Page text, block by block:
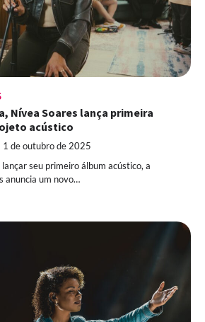
Nívea Soares lança primeira
acústico
1 de outubro de 2025
seu primeiro álbum acústico, a
anuncia um novo…